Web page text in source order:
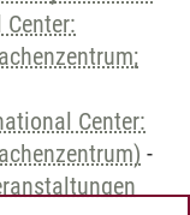
Center:
-